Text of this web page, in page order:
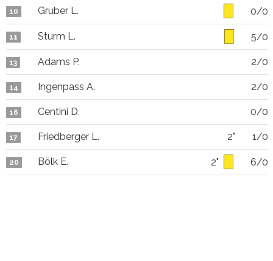
10 Gruber L. 0/0
11 Sturm L. 5/0
13 Adams P. 2/0
14 Ingenpass A. 2/0
16 Centini D. 0/0
17 Friedberger L. 2" 1/0
20 Bölk E. 2" 6/0